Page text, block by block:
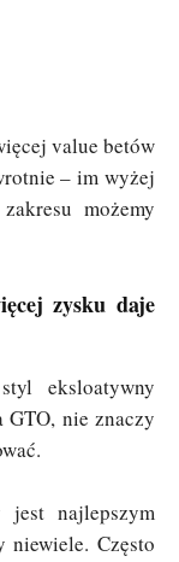
value betów
– im wyżej
możemy
zysku daje
eksloatywny
nie znaczy
jest najlepszym
Często